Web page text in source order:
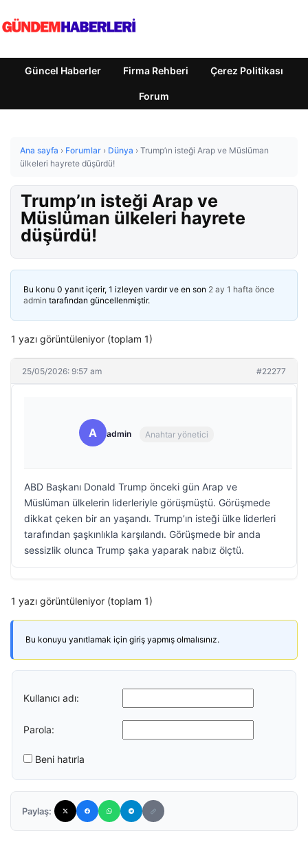
Güncel Haberler Firma Rehberi Çerez Politikası
Forum
Ana sayfa › Forumlar › Dünya › Trump’ın isteği Arap ve Müslüman
ülkeleri hayrete düşürdü!
Trump’ın isteği Arap ve
Müslüman ülkeleri hayrete
düşürdü!
Bu konu 0 yanıt içerir, 1 izleyen vardır ve en son 2 ay 1 hafta önce
admin tarafından güncellenmiştir.
1 yazı görüntüleniyor (toplam 1)
25/05/2026: 9:57 am #22277
A admin Anahtar yönetici
ABD Başkanı Donald Trump önceki gün Arap ve
Müslüman ülkelerin liderleriyle görüşmüştü. Görüşmede
dikkat çeken bir an yaşandı. Trump’ın isteği ülke liderleri
tarafından şaşkınlıkla karşılandı. Görüşmede bir anda
sessizlik olunca Trump şaka yaparak nabız ölçtü.
1 yazı görüntüleniyor (toplam 1)
Bu konuyu yanıtlamak için giriş yapmış olmalısınız.
Kullanıcı adı:
Parola:
Beni hatırla
Paylaş: